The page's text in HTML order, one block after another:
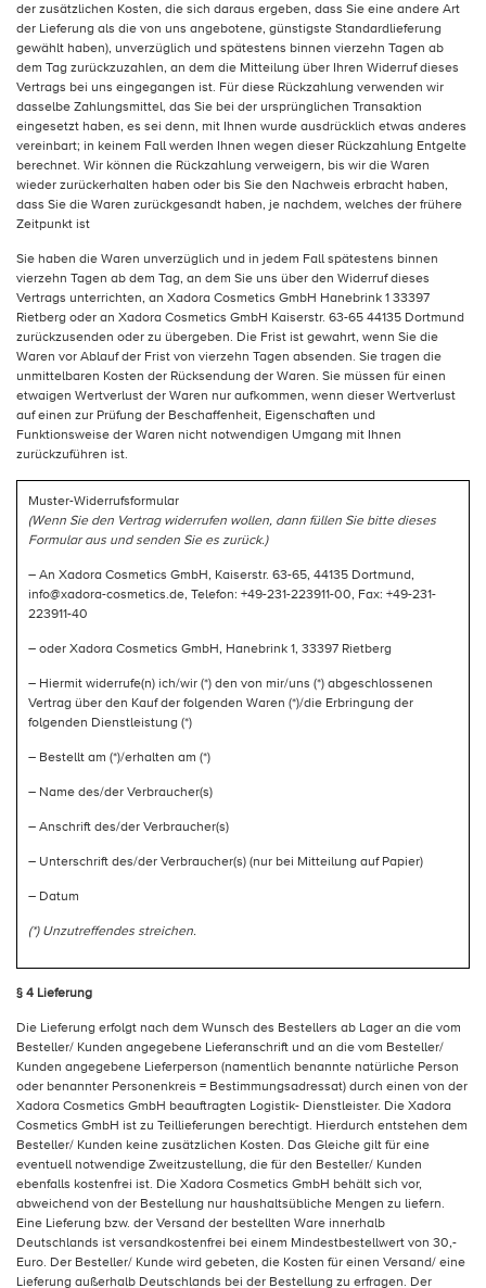
der zusätzlichen Kosten, die sich daraus ergeben, dass Sie eine andere Art
der Lieferung als die von uns angebotene, günstigste Standardlieferung
gewählt haben), unverzüglich und spätestens binnen vierzehn Tagen ab
dem Tag zurückzuzahlen, an dem die Mitteilung über Ihren Widerruf dieses
Vertrags bei uns eingegangen ist. Für diese Rückzahlung verwenden wir
dasselbe Zahlungsmittel, das Sie bei der ursprünglichen Transaktion
eingesetzt haben, es sei denn, mit Ihnen wurde ausdrücklich etwas anderes
vereinbart; in keinem Fall werden Ihnen wegen dieser Rückzahlung Entgelte
berechnet. Wir können die Rückzahlung verweigern, bis wir die Waren
wieder zurückerhalten haben oder bis Sie den Nachweis erbracht haben,
dass Sie die Waren zurückgesandt haben, je nachdem, welches der frühere
Zeitpunkt ist
Sie haben die Waren unverzüglich und in jedem Fall spätestens binnen
vierzehn Tagen ab dem Tag, an dem Sie uns über den Widerruf dieses
Vertrags unterrichten, an Xadora Cosmetics GmbH Hanebrink 1 33397
Rietberg oder an Xadora Cosmetics GmbH Kaiserstr. 63-65 44135 Dortmund
zurückzusenden oder zu übergeben. Die Frist ist gewahrt, wenn Sie die
Waren vor Ablauf der Frist von vierzehn Tagen absenden. Sie tragen die
unmittelbaren Kosten der Rücksendung der Waren. Sie müssen für einen
etwaigen Wertverlust der Waren nur aufkommen, wenn dieser Wertverlust
auf einen zur Prüfung der Beschaffenheit, Eigenschaften und
Funktionsweise der Waren nicht notwendigen Umgang mit Ihnen
zurückzuführen ist.
Muster-Widerrufsformular
(Wenn Sie den Vertrag widerrufen wollen, dann füllen Sie bitte dieses
Formular aus und senden Sie es zurück.)
– An Xadora Cosmetics GmbH, Kaiserstr. 63-65, 44135 Dortmund,
info@xadora-cosmetics.de, Telefon: +49-231-223911-00, Fax: +49-231-
223911-40
– oder Xadora Cosmetics GmbH, Hanebrink 1, 33397 Rietberg
– Hiermit widerrufe(n) ich/wir (*) den von mir/uns (*) abgeschlossenen
Vertrag über den Kauf der folgenden Waren (*)/die Erbringung der
folgenden Dienstleistung (*)
– Bestellt am (*)/erhalten am (*)
– Name des/der Verbraucher(s)
– Anschrift des/der Verbraucher(s)
– Unterschrift des/der Verbraucher(s) (nur bei Mitteilung auf Papier)
– Datum
(*) Unzutreffendes streichen.
§ 4 Lieferung
Die Lieferung erfolgt nach dem Wunsch des Bestellers ab Lager an die vom
Besteller/ Kunden angegebene Lieferanschrift und an die vom Besteller/
Kunden angegebene Lieferperson (namentlich benannte natürliche Person
oder benannter Personenkreis = Bestimmungsadressat) durch einen von der
Xadora Cosmetics GmbH beauftragten Logistik- Dienstleister. Die Xadora
Cosmetics GmbH ist zu Teillieferungen berechtigt. Hierdurch entstehen dem
Besteller/ Kunden keine zusätzlichen Kosten. Das Gleiche gilt für eine
eventuell notwendige Zweitzustellung, die für den Besteller/ Kunden
ebenfalls kostenfrei ist. Die Xadora Cosmetics GmbH behält sich vor,
abweichend von der Bestellung nur haushaltsübliche Mengen zu liefern.
Eine Lieferung bzw. der Versand der bestellten Ware innerhalb
Deutschlands ist versandkostenfrei bei einem Mindestbestellwert von 30,-
Euro. Der Besteller/ Kunde wird gebeten, die Kosten für einen Versand/ eine
Lieferung außerhalb Deutschlands bei der Bestellung zu erfragen. Der